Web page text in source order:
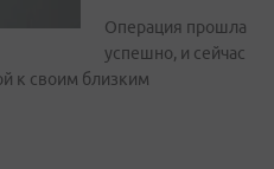
Операция прошла
успешно, и сейчас
к своим близким